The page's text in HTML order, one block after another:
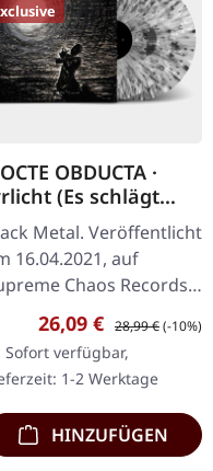
OBDUCTA ·
(Es schlägt
Mond ein kaltes
| SPLATTER 2LP
Metal. Veröffentlicht
16.04.2021, auf
Chaos Records.
Clear Doppel-Vinyl
grauen, weißen und
Splatters im…
Verkaufspreis:
26,09 € Regulärer Preis:
28,99 €(-10%)
Sofort verfügbar,
1-2 Werktage
HINZUFÜGEN